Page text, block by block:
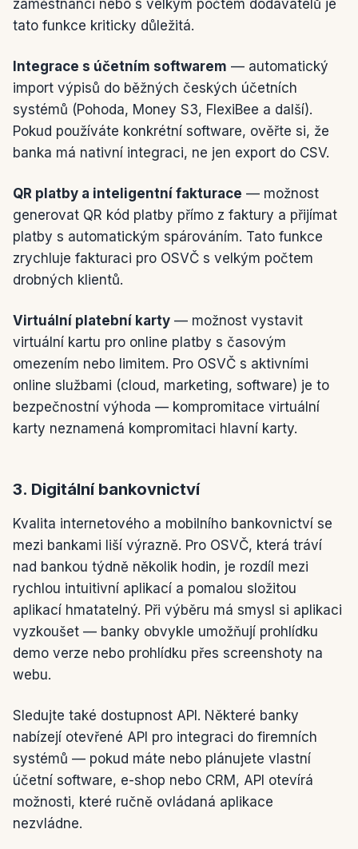
zaměstnanci nebo s velkým počtem dodavatelů je
tato funkce kriticky důležitá.
Integrace s účetním softwarem — automatický
import výpisů do běžných českých účetních
systémů (Pohoda, Money S3, FlexiBee a další).
Pokud používáte konkrétní software, ověřte si, že
banka má nativní integraci, ne jen export do CSV.
QR platby a inteligentní fakturace — možnost
generovat QR kód platby přímo z faktury a přijímat
platby s automatickým spárováním. Tato funkce
zrychluje fakturaci pro OSVČ s velkým počtem
drobných klientů.
Virtuální platební karty — možnost vystavit
virtuální kartu pro online platby s časovým
omezením nebo limitem. Pro OSVČ s aktivními
online službami (cloud, marketing, software) je to
bezpečnostní výhoda — kompromitace virtuální
karty neznamená kompromitaci hlavní karty.
3. Digitální bankovnictví
Kvalita internetového a mobilního bankovnictví se
mezi bankami liší výrazně. Pro OSVČ, která tráví
nad bankou týdně několik hodin, je rozdíl mezi
rychlou intuitivní aplikací a pomalou složitou
aplikací hmatatelný. Při výběru má smysl si aplikaci
vyzkoušet — banky obvykle umožňují prohlídku
demo verze nebo prohlídku přes screenshoty na
webu.
Sledujte také dostupnost API. Některé banky
nabízejí otevřené API pro integraci do firemních
systémů — pokud máte nebo plánujete vlastní
účetní software, e-shop nebo CRM, API otevírá
možnosti, které ručně ovládaná aplikace
nezvládne.